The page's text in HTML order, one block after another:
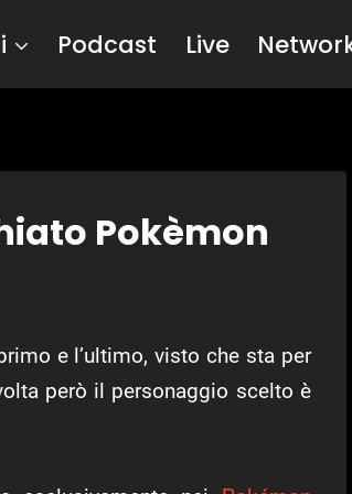
Podcast Live
Pokèmon
e l’ultimo, visto che sta per
però il personaggio scelto è